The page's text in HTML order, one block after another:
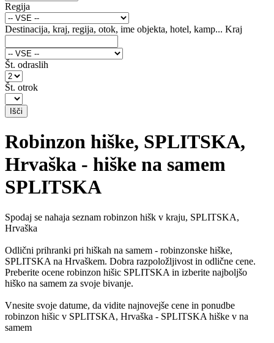
Regija
Destinacija, kraj, regija, otok, ime objekta, hotel, kamp... Kraj
Št. odraslih
Št. otrok
Robinzon hiške, SPLITSKA,
Hrvaška - hiške na samem
SPLITSKA
Spodaj se nahaja seznam robinzon hišk v kraju, SPLITSKA,
Hrvaška
Odlični prihranki pri hiškah na samem - robinzonske hiške,
SPLITSKA na Hrvaškem. Dobra razpoložljivost in odlične cene.
Preberite ocene robinzon hišic SPLITSKA in izberite najboljšo
hiško na samem za svoje bivanje.
Vnesite svoje datume, da vidite najnovejše cene in ponudbe
robinzon hišic v SPLITSKA, Hrvaška - SPLITSKA hiške v na
samem